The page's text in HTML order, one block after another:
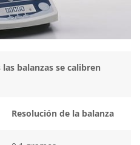
balanzas se calibren
Resolución de la balanza